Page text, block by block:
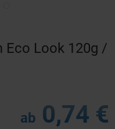
Eco Look 120g /
ab 0,74 €